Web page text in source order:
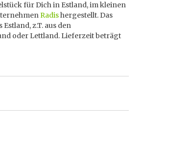
für Dich in Estland, im kleinen
Radishergestellt. Das
z.T. aus den
oder Lettland. Lieferzeit beträgt